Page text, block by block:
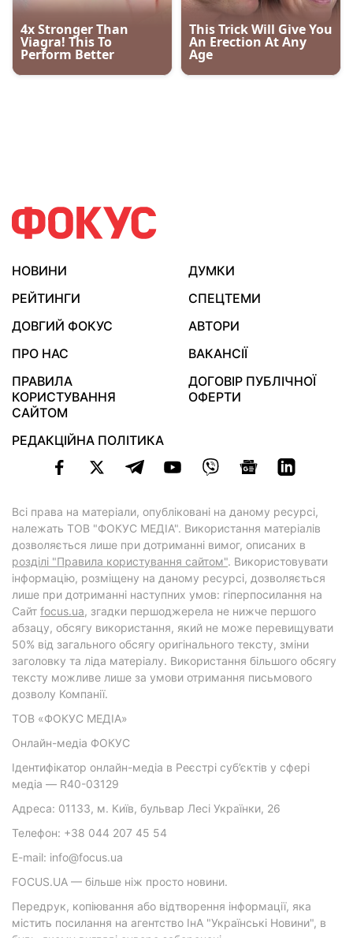
НОВИНИ
ДУМКИ
РЕЙТИНГИ
СПЕЦТЕМИ
ДОВГИЙ ФОКУС
АВТОРИ
ПРО НАС
ВАКАНСІЇ
ПРАВИЛА
КОРИСТУВАННЯ
САЙТОМ
ДОГОВІР ПУБЛІЧНОЇ
ОФЕРТИ
РЕДАКЦІЙНА ПОЛІТИКА
Всі права на матеріали, опубліковані на даному ресурсі,
належать ТОВ "ФОКУС МЕДІА". Використання матеріалів
дозволяється лише при дотриманні вимог, описаних в
розділі "Правила користування сайтом". Використовувати
інформацію, розміщену на даному ресурсі, дозволяється
лише при дотриманні наступних умов: гіперпосилання на
Cайт focus.ua, згадки першоджерела не нижче першого
абзацу, обсягу використання, який не може перевищувати
50% від загального обсягу оригінального тексту, зміни
заголовку та ліда матеріалу. Використання більшого обсягу
тексту можливе лише за умови отримання письмового
дозволу Компанії.
ТОВ «ФОКУС МЕДІА»
Онлайн-медіа ФОКУС
Ідентифікатор онлайн-медіа в Реєстрі суб’єктів у сфері
медіа — R40-03129
Адреса: 01133, м. Київ, бульвар Лесі Українки, 26
Телефон: +38 044 207 45 54
E-mail: info@focus.ua
FOCUS.UA — більше ніж просто новини.
Передрук, копіювання або відтворення інформації, яка
містить посилання на агентство ІнА "Українські Новини", в